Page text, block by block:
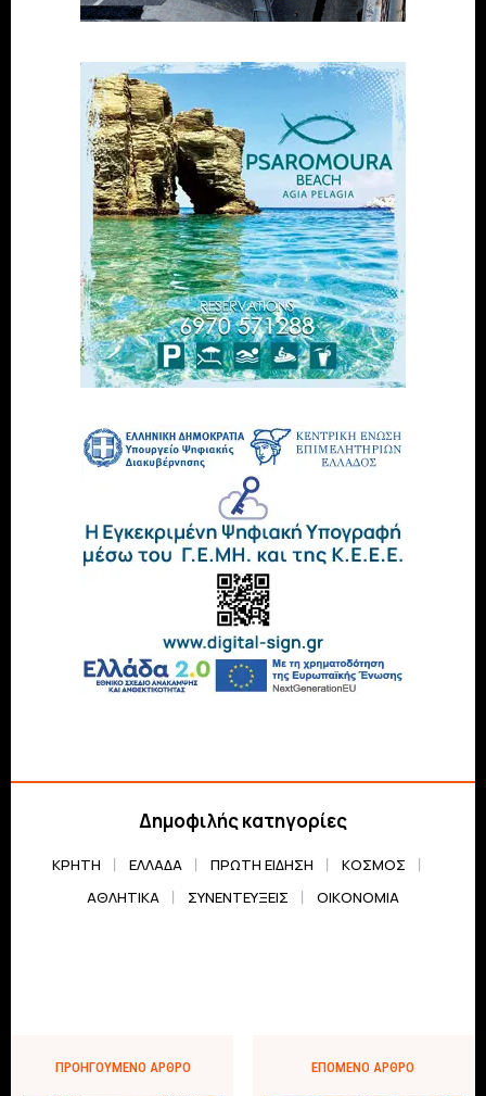
Δημοφιλής κατηγορίες
ΚΡΗΤΗ ΕΛΛΆΔΑ ΠΡΏΤΗ ΕΊΔΗΣΗ
ΚΌΣΜΟΣ
ΑΘΛΗΤΙΚΆ
ΣΥΝΕΝΤΕΎΞΕΙΣ ΟΙΚΟΝΟΜΊΑ
ΠΡΟΗΓΟΎΜΕΝΟ ΆΡΘΡΟ ΕΠΌΜΕΝΟ ΆΡΘΡΟ